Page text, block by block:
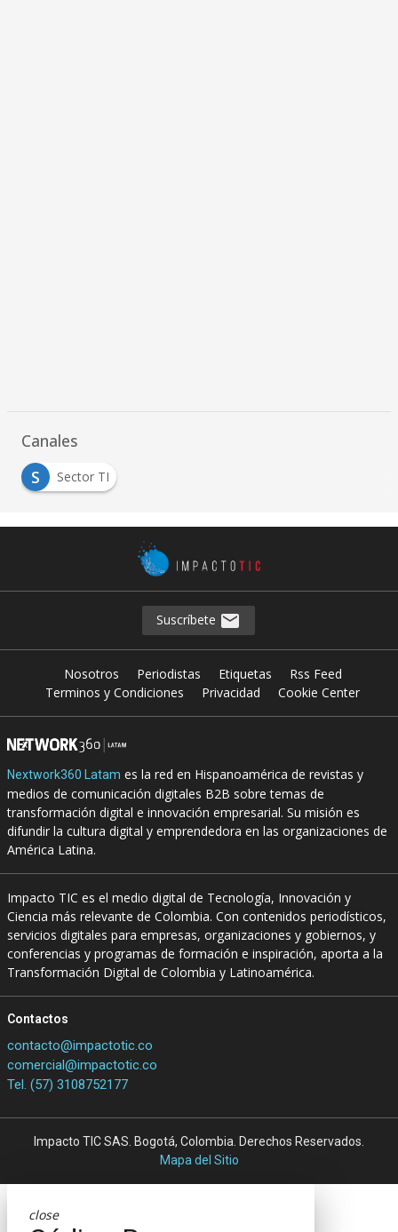
Canales
S
Sector TI
Suscríbete
Nosotros Periodistas Etiquetas
Rss Feed
Terminos y Condiciones
Privacidad Cookie Center
Nextwork360 Latam es la red en Hispanoamérica de revistas y
medios de comunicación digitales B2B sobre temas de
transformación digital e innovación empresarial. Su misión es
difundir la cultura digital y emprendedora en las organizaciones de
América Latina.
Impacto TIC es el medio digital de Tecnología, Innovación y
Ciencia más relevante de Colombia. Con contenidos periodísticos,
servicios digitales para empresas, organizaciones y gobiernos, y
conferencias y programas de formación e inspiración, aporta a la
Transformación Digital de Colombia y Latinoamérica.
Contactos
contacto@impactotic.co
comercial@impactotic.co
Tel. (57) 3108752177
Impacto TIC SAS. Bogotá, Colombia. Derechos Reservados.
Mapa del Sitio
close